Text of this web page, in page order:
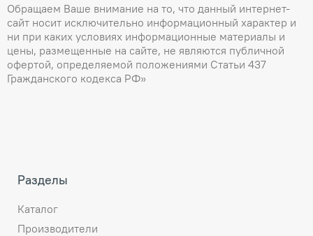
Обращаем Ваше внимание на то, что данный интернет-
сайт носит исключительно информационный характер и
ни при каких условиях информационные материалы и
цены, размещенные на сайте, не являются публичной
офертой, определяемой положениями Статьи 437
Гражданского кодекса РФ»
Разделы
Каталог
Производители